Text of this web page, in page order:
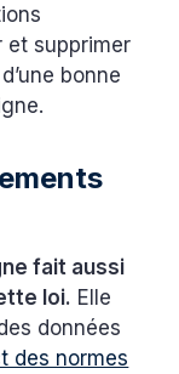
et supprimer
bonne
fait aussi
loi. Elle
données
des normes